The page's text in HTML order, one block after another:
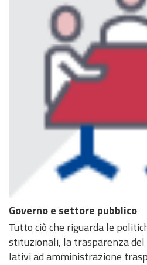
Governo e settore pubblico
Tutto ciò che riguarda le
stituzionali, la trasparenza
lativi ad amministrazione